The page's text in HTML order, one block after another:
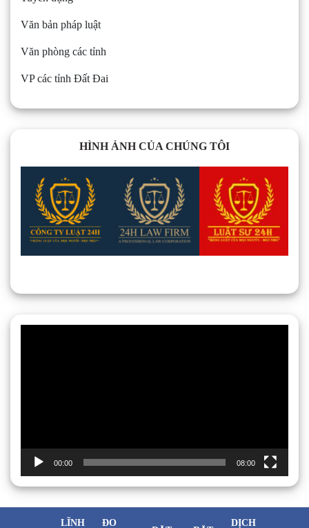
Văn bản pháp luật
Văn phòng các tỉnh
VP các tỉnh Đất Đai
HÌNH ẢNH CỦA CHÚNG TÔI
00:00 08:00
LĨNH
ĐO
DỊCH